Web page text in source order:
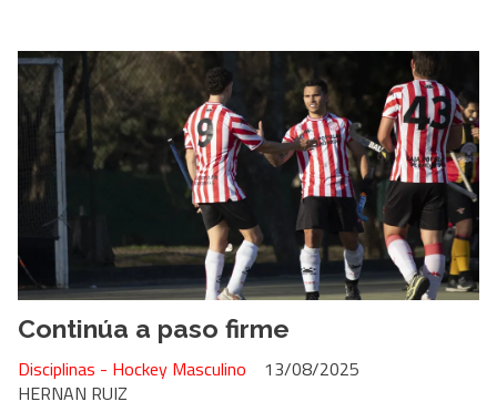
Continúa a paso firme
HERNAN RUIZ
Disciplinas - Hockey Masculino 13/08/2025